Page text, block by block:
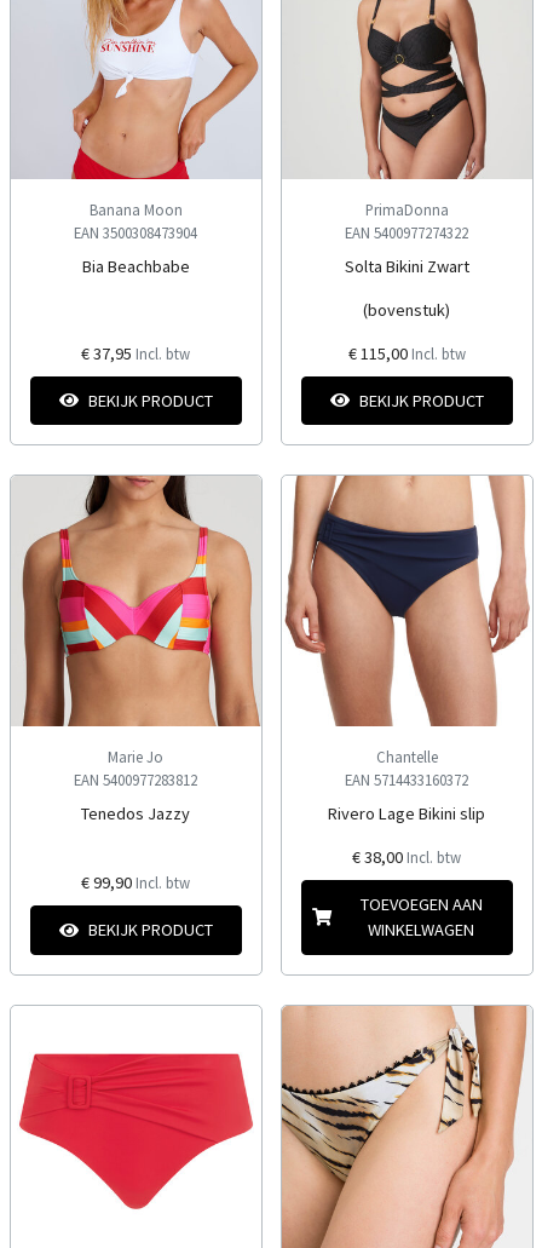
Banana Moon
EAN 3500308473904
Bia Beachbabe
€ 37,95 Incl. btw
BEKIJK PRODUCT
PrimaDonna
EAN 5400977274322
Solta Bikini Zwart
(bovenstuk)
€ 115,00 Incl. btw
BEKIJK PRODUCT
Marie Jo
EAN 5400977283812
Tenedos Jazzy
€ 99,90 Incl. btw
BEKIJK PRODUCT
Chantelle
EAN 5714433160372
Rivero Lage Bikini slip
€ 38,00 Incl. btw
TOEVOEGEN AAN
WINKELWAGEN